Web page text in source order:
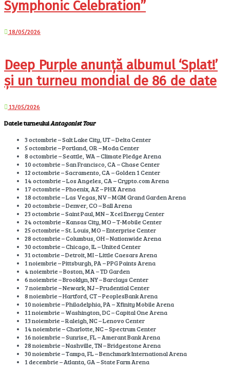
Symphonic Celebration”
18/05/2026
Deep Purple anunță albumul ‘Splat!’
și un turneu mondial de 86 de date
13/05/2026
Datele turneuluiAntagonist Tour
3 octombrie – Salt Lake City, UT – Delta Center
5 octombrie – Portland, OR – Moda Center
8 octombrie – Seattle, WA – Climate Pledge Arena
10 octombrie – San Francisco, CA – Chase Center
12 octombrie – Sacramento, CA – Golden 1 Center
14 octombrie – Los Angeles, CA – Crypto.com Arena
17 octombrie – Phoenix, AZ – PHX Arena
18 octombrie – Las Vegas, NV – MGM Grand Garden Arena
20 octombrie – Denver, CO – Ball Arena
23 octombrie – Saint Paul, MN – Xcel Energy Center
24 octombrie – Kansas City, MO – T-Mobile Center
25 octombrie – St. Louis, MO – Enterprise Center
28 octombrie – Columbus, OH – Nationwide Arena
30 octombrie – Chicago, IL – United Center
31 octombrie – Detroit, MI – Little Caesars Arena
1 noiembrie – Pittsburgh, PA – PPG Paints Arena
4 noiembrie – Boston, MA – TD Garden
6 noiembrie – Brooklyn, NY – Barclays Center
7 noiembrie – Newark, NJ – Prudential Center
8 noiembrie – Hartford, CT – PeoplesBank Arena
10 noiembrie – Philadelphia, PA – Xfinity Mobile Arena
11 noiembrie – Washington, DC – Capital One Arena
13 noiembrie – Raleigh, NC – Lenovo Center
14 noiembrie – Charlotte, NC – Spectrum Center
16 noiembrie – Sunrise, FL – Amerant Bank Arena
28 noiembrie – Nashville, TN – Bridgestone Arena
30 noiembrie – Tampa, FL – Benchmark International Arena
1 decembrie – Atlanta, GA – State Farm Arena